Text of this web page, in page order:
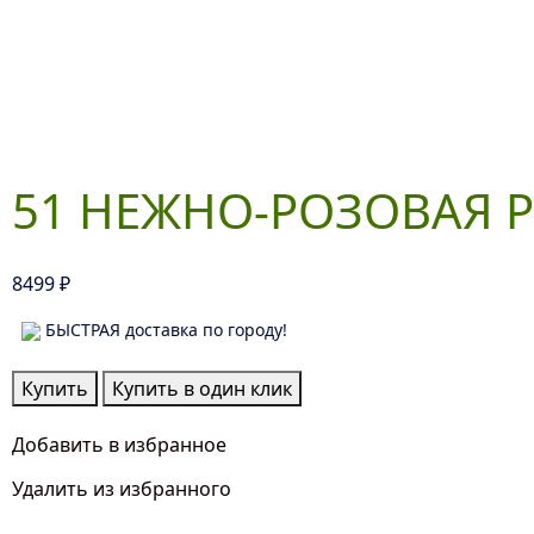
51 НЕЖНО-РОЗОВАЯ
8499₽
БЫСТРАЯ доставка по городу!
Количество
товара
51
Розовая
Купить Купить в один клик
Добавить в избранное
Удалить из избранного